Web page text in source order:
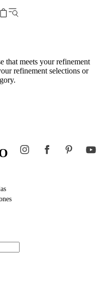
Y CAMBIO
that meets your refinement
refinement selections or